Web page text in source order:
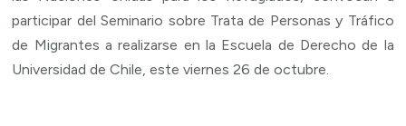
participar del Seminario sobre Trata de Personas y Tráfico
de Migrantes a realizarse en la Escuela de Derecho de la
Universidad de Chile, este viernes 26 de octubre.